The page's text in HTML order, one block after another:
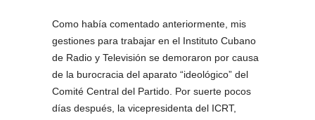
Como había comentado anteriormente, mis
gestiones para trabajar en el Instituto Cubano
de Radio y Televisión se demoraron por causa
de la burocracia del aparato “ideológico” del
Comité Central del Partido. Por suerte pocos
días después, la vicepresidenta del ICRT,